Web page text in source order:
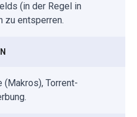
(in der Regel in
zu entsperren.
(Makros), Torrent-